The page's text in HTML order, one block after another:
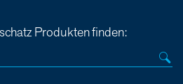
Produkten finden: